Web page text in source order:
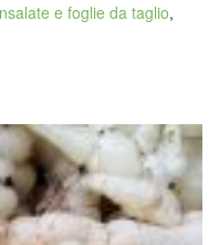
e foglie da taglio,